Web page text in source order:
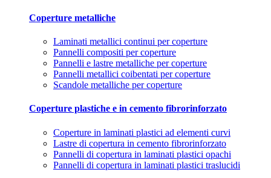
Coperture metalliche
Laminati metallici continui per coperture
Pannelli compositi per coperture
Pannelli e lastre metalliche per coperture
Pannelli metallici coibentati per coperture
Scandole metalliche per coperture
Coperture plastiche e in cemento fibrorinforzato
Coperture in laminati plastici ad elementi curvi
Lastre di copertura in cemento fibrorinforzato
Pannelli di copertura in laminati plastici opachi
Pannelli di copertura in laminati plastici traslucidi